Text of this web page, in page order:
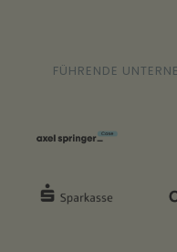
FÜHRENDE